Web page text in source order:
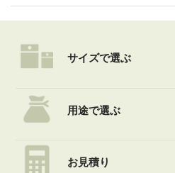
サイズで選ぶ
用途で選ぶ
お見積り